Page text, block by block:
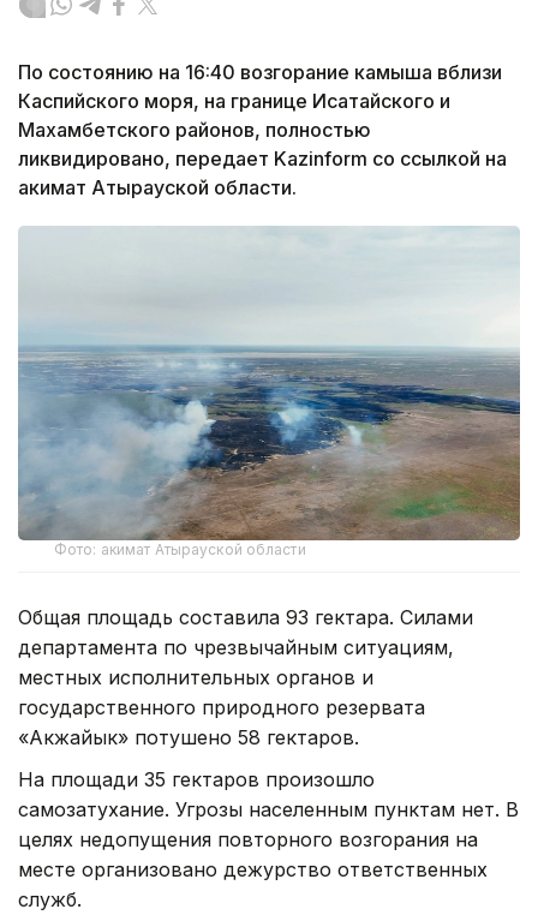
По состоянию на 16:40 возгорание камыша вблизи
Каспийского моря, на границе Исатайского и
Махамбетского районов, полностью
ликвидировано, передает Kazinform со ссылкой на
акимат Атырауской области.
Фото: акимат Атырауской области
Общая площадь составила 93 гектара. Силами
департамента по чрезвычайным ситуациям,
местных исполнительных органов и
государственного природного резервата
«Акжайык» потушено 58 гектаров.
На площади 35 гектаров произошло
самозатухание. Угрозы населенным пунктам нет. В
целях недопущения повторного возгорания на
месте организовано дежурство ответственных
служб.